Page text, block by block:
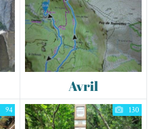
Avril
94 130